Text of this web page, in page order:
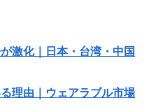
激化｜日本・台湾・中国
理由｜ウェアラブル市場